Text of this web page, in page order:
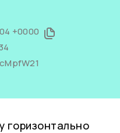
+0000
горизонтально